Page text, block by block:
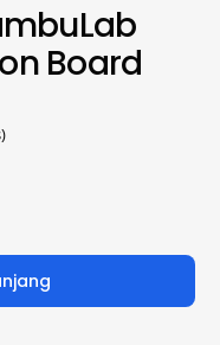
Board